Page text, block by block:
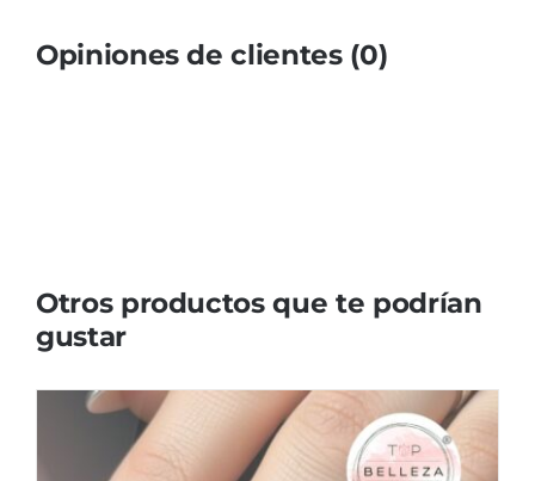
Opiniones de clientes (0)
Otros productos que te podrían
gustar